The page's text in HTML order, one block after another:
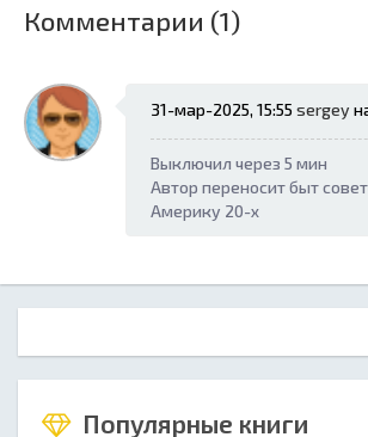
Комментарии (1)
31-мар-2025, 15:55 sergey
Выключил через 5 мин
Автор переносит быт
Америку 20-х
Популярные книги